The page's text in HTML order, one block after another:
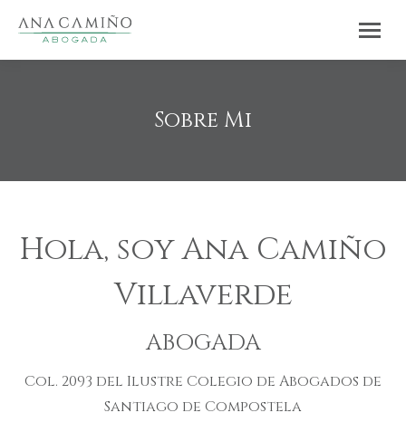
Sobre Mi
Hola, soy Ana Camiño
Villaverde
ABOGADA
Col. 2093 del Ilustre Colegio de Abogados de
Santiago de Compostela